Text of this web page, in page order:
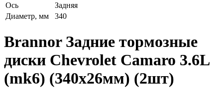
Ось
Задняя
Диаметр, мм
340
Brannor Задние тормозные
диски Chevrolet Camaro 3.6L
(mk6) (340x26мм) (2шт)